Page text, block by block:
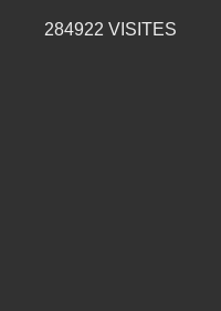
284922 VISITES